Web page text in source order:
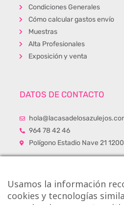
Condiciones Generales
Cómo calcular gastos envío
Muestras
Alta Profesionales
Exposición y venta
DATOS DE CONTACTO
964 78 42 46
Polígono Estadio Nave 21
Usamos la información
cookies y tecnologías